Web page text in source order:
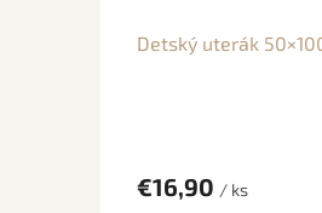
Detský uterák
€16,90 / ks